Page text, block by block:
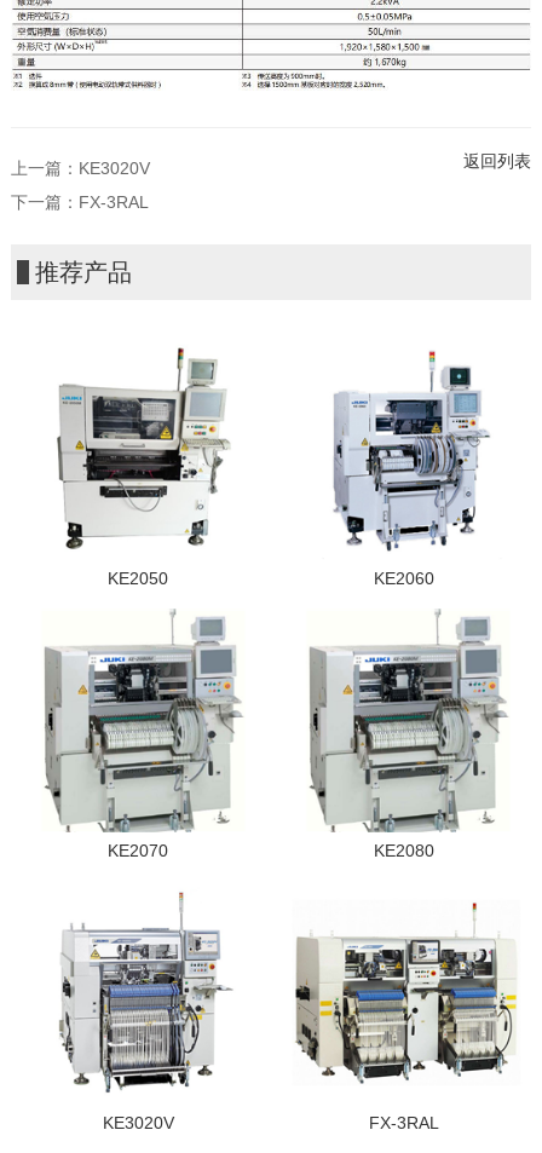
上一篇： KE3020V
下一篇： FX-3RAL
返回列表
推荐产品
KE2050 KE2060
KE2070 KE2080
KE3020V FX-3RAL